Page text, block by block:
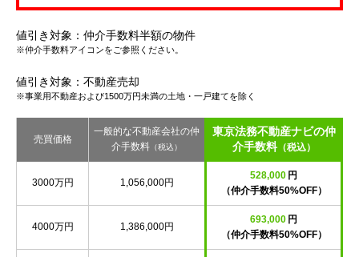
値引き対象：仲介手数料半額の物件
※仲介手数料アイコンをご参照ください。
値引き対象：不動産売却
※事業用不動産および1500万円未満の土地・一戸建てを除く
売買価格
一般的な不動産会社の仲
介手数料 （税込）
東京法務不動産ナビの仲
介手数料（税込）
3000万円 1,056,000円
528,000 円
（仲介手数料50%OFF）
4000万円 1,386,000円
693,000 円
（仲介手数料50%OFF）